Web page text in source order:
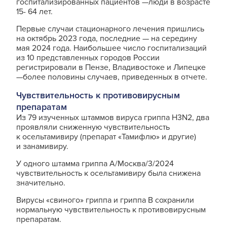
госпитализированных пациентов —люди в возрасте
15- 64 лет.
Первые случаи стационарного лечения пришлись
на октябрь 2023 года, последние — на середину
мая 2024 года. Наибольшее число госпитализаций
из 10 представленных городов России
регистрировали в Пензе, Владивостоке и Липецке
—более половины случаев, приведенных в отчете.
Чувствительность к противовирусным
препаратам
Из 79 изученных штаммов вируса гриппа H3N2, два
проявляли сниженную чувствительность
к осельтамивиру (препарат «Тамифлю» и другие)
и занамивиру.
У одного штамма гриппа А/Москва/3/2024
чувствительность к осельтамивиру была снижена
значительно.
Вирусы «свиного» гриппа и гриппа В сохранили
нормальную чувствительность к противовирусным
препаратам.